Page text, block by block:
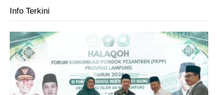
Info Terkini